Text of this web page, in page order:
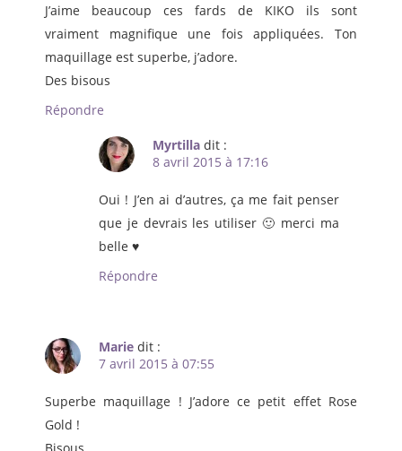
J’aime beaucoup ces fards de KIKO ils sont
vraiment magnifique une fois appliquées. Ton
maquillage est superbe, j’adore.
Des bisous
Répondre
Myrtilla dit :
8 avril 2015 à 17:16
Oui ! J’en ai d’autres, ça me fait penser
que je devrais les utiliser 🙂 merci ma
belle ♥
Répondre
Marie dit :
7 avril 2015 à 07:55
Superbe maquillage ! J’adore ce petit effet Rose
Gold !
Bisous